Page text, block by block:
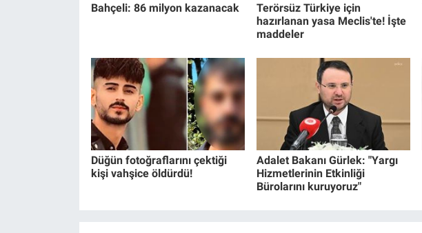
Bahçeli: 86 milyon kazanacak
Terörsüz Türkiye için
hazırlanan yasa Meclis'te! İşte
maddeler
Düğün fotoğraflarını çektiği
kişi vahşice öldürdü!
Adalet Bakanı Gürlek: "Yargı
Hizmetlerinin Etkinliği
Bürolarını kuruyoruz"